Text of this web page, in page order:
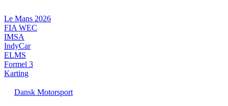
til
indhold
Le Mans 2026
FIA WEC
IMSA
IndyCar
ELMS
Formel 3
Karting
Dansk Motorsport